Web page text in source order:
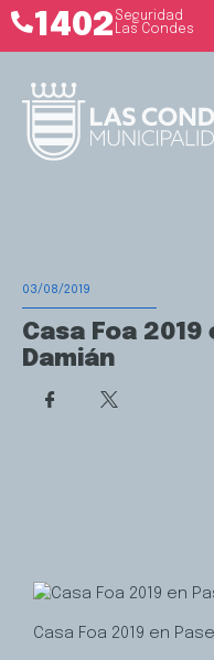
1402 Seguridad
Las Condes
03/08/2019
Casa Foa 2019
Damián
Casa Foa 2019 en